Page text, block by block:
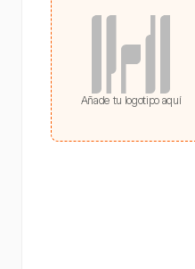
Añade tu logotipo aquí